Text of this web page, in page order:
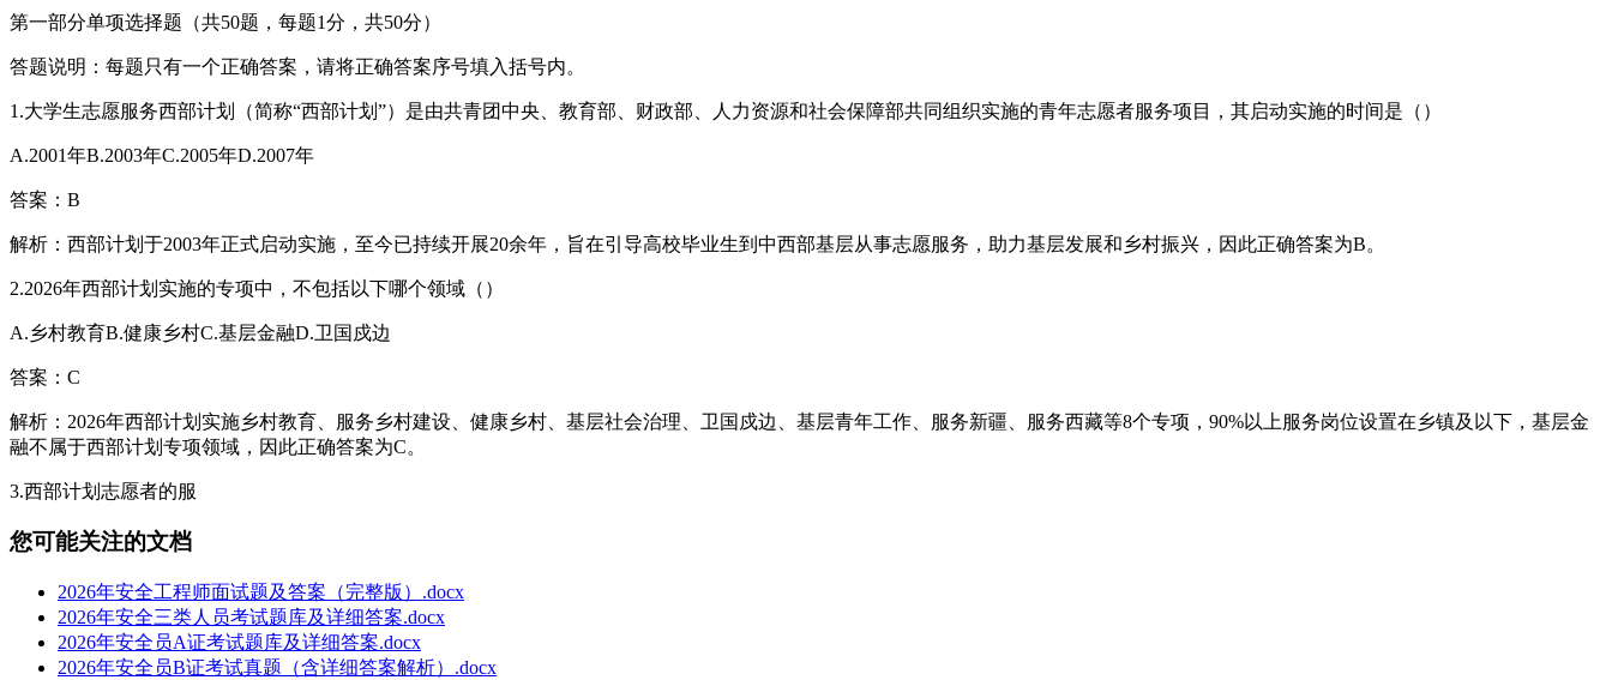
第一部分单项选择题（共50题，每题1分，共50分）
答题说明：每题只有一个正确答案，请将正确答案序号填入括号内。
1.大学生志愿服务西部计划（简称“西部计划”）是由共青团中央、教育部、财政部、人力资源和社会保障部共同组织实施的青年志愿者服务项目，其启动实施的时间是（）
A.2001年B.2003年C.2005年D.2007年
答案：B
解析：西部计划于2003年正式启动实施，至今已持续开展20余年，旨在引导高校毕业生到中西部基层从事志愿服务，助力基层发展和乡村振兴，因此正确答案为B。
2.2026年西部计划实施的专项中，不包括以下哪个领域（）
A.乡村教育B.健康乡村C.基层金融D.卫国戍边
答案：C
解析：2026年西部计划实施乡村教育、服务乡村建设、健康乡村、基层社会治理、卫国戍边、基层青年工作、服务新疆、服务西藏等8个专项，90%以上服务岗位设置在乡镇及以下，基层金
融不属于西部计划专项领域，因此正确答案为C。
3.西部计划志愿者的服
您可能关注的文档
2026年安全工程师面试题及答案（完整版）.docx
2026年安全三类人员考试题库及详细答案.docx
2026年安全员A证考试题库及详细答案.docx
2026年安全员B证考试真题（含详细答案解析）.docx